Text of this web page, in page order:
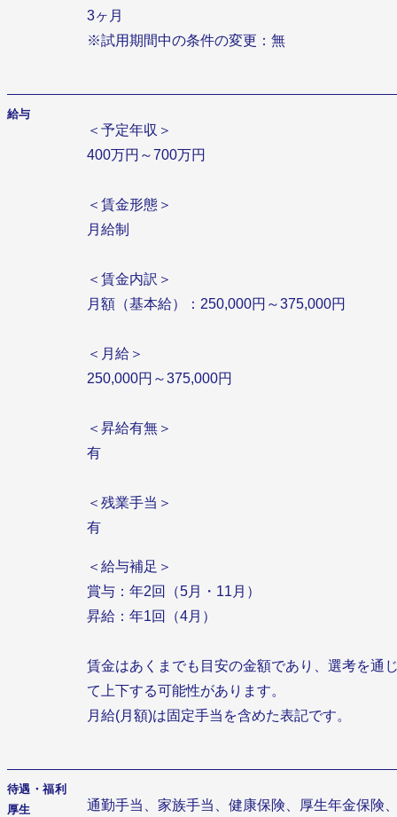
3ヶ月
※試用期間中の条件の変更：無
給与
＜予定年収＞
400万円～700万円
＜賃金形態＞
月給制
＜賃金内訳＞
月額（基本給）：250,000円～375,000円
＜月給＞
250,000円～375,000円
＜昇給有無＞
有
＜残業手当＞
有
＜給与補足＞
賞与：年2回（5月・11月）
昇給：年1回（4月）
賃金はあくまでも目安の金額であり、選考を通
て上下する可能性があります。
月給(月額)は固定手当を含めた表記です。
待遇・福利
厚生
通勤手当、家族手当、健康保険、厚生年金保険